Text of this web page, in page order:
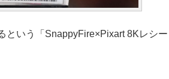
いう「SnappyFire×Pixart 8Kレシー